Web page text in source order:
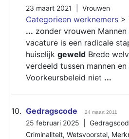
23 maart 2021 | Vrouwen
Categorieen werknemers >
... zonder vrouwen
vacature is een radicale
huiselijk geweld Brede
verdeeld tussen mannen
Voorkeursbeleid niet ...
10. Gedragscode 24 maart 2011
25 februari 2025 |
Criminaliteit, Wetsvoorstel,